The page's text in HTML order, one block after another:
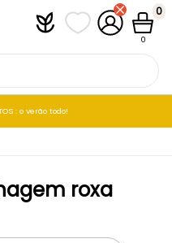
PlantfitAs minhas listas
A minha
0
0
: o verão todo!
roxa